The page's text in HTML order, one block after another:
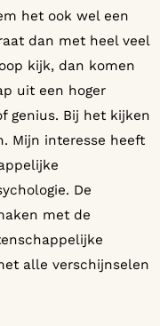
het ook wel een
dan met heel veel
kijk, dan komen
uit een hoger
genius. Bij het kijken
Mijn interesse heeft
De
met de
alle verschijnselen